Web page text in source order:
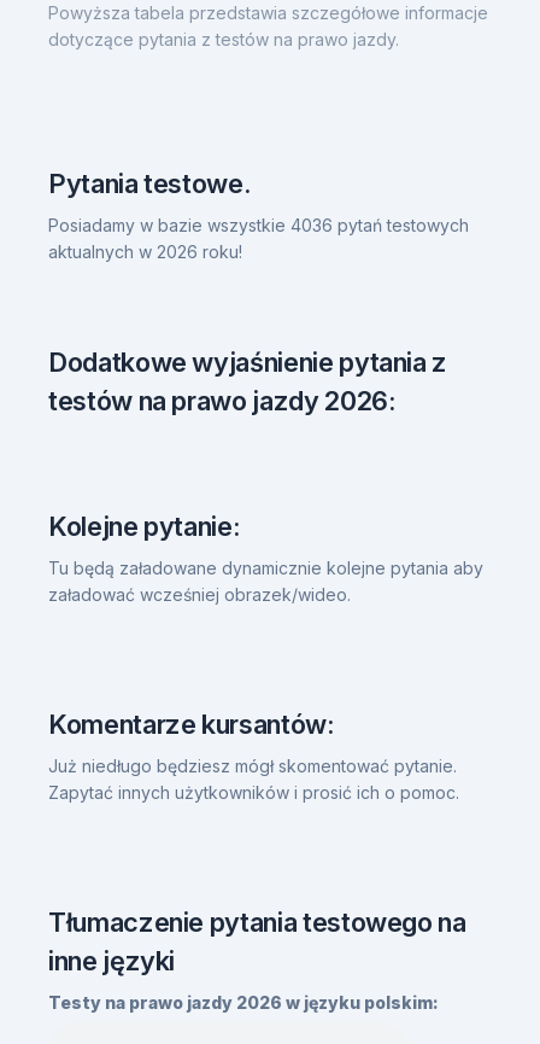
Powyższa tabela przedstawia szczegółowe informacje
dotyczące pytania z testów na prawo jazdy.
Pytania testowe.
Posiadamy w bazie wszystkie 4036 pytań testowych
aktualnych w 2026 roku!
Dodatkowe wyjaśnienie pytania z
testów na prawo jazdy 2026:
Kolejne pytanie:
Tu będą załadowane dynamicznie kolejne pytania aby
załadować wcześniej obrazek/wideo.
Komentarze kursantów:
Już niedługo będziesz mógł skomentować pytanie.
Zapytać innych użytkowników i prosić ich o pomoc.
Tłumaczenie pytania testowego na
inne języki
Testy na prawo jazdy 2026 w języku polskim: